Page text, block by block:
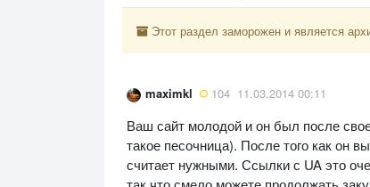
Этот раздел заморожен и является
maximkl 104 11.03.2014 00:11
Ваш сайт молодой и он был после
такое песочница). После того как он
считает нужными. Ссылки с UA это